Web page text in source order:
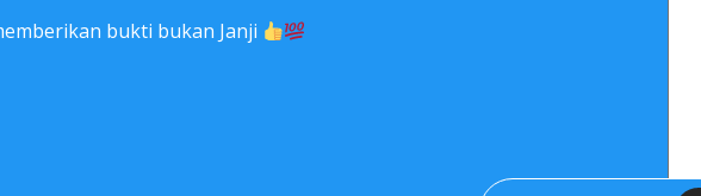
bukti bukan Janji